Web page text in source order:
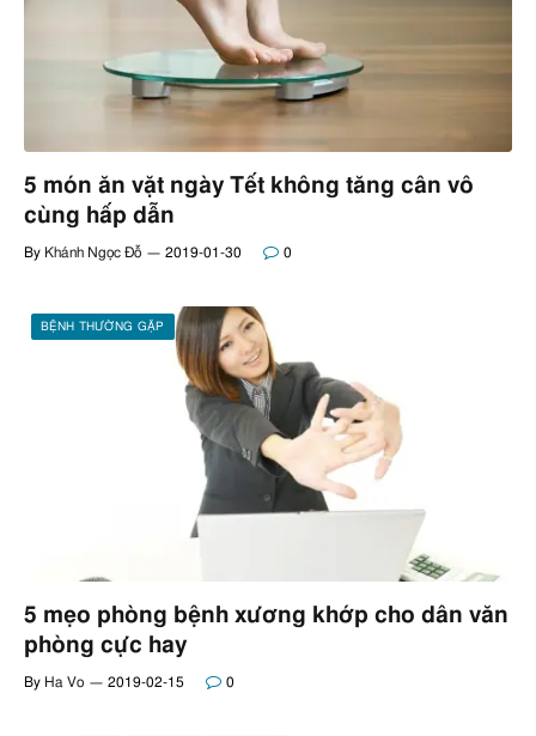
5 món ăn vặt ngày Tết không tăng cân vô
cùng hấp dẫn
By Khánh Ngọc Đỗ 2019-01-30 0
BỆNH THƯỜNG GẶP
5 mẹo phòng bệnh xương khớp cho dân văn
phòng cực hay
By Ha Vo 2019-02-15 0